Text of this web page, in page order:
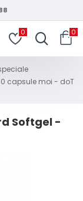
0 0
capsule moi - doT
Softgel -